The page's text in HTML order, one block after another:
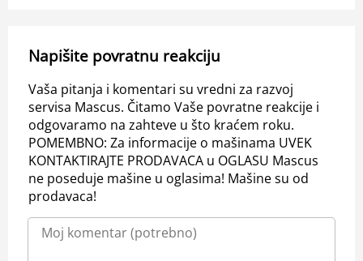
Napišite povratnu reakciju
Vaša pitanja i komentari su vredni za razvoj
servisa Mascus. Čitamo Vaše povratne reakcije i
odgovaramo na zahteve u što kraćem roku.
POMEMBNO: Za informacije o mašinama UVEK
KONTAKTIRAJTE PRODAVACA u OGLASU Mascus
ne poseduje mašine u oglasima! Mašine su od
prodavaca!